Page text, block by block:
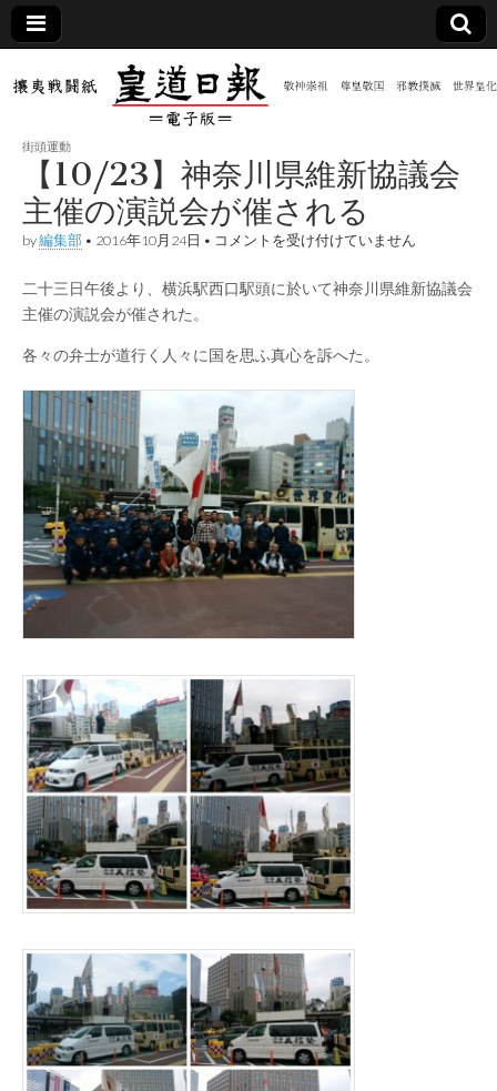
皇道
日報
（防
共新
聞）
電子
版
敬神
尊皇
｜昭
和八
年創
刊
皇道
実
攘夷
戦闘
紙
街頭運動
【10/23】神奈川県維新協議会
主催の演説会が催される
by編集部 • 2016年10月24日 • 【10/23】
川
新
協
主
催
の
演
説
会
が
催
さ
れ
コメントを受け付けていません
二十三日午後より、横浜駅西口駅頭に於いて神奈川県維新協議会
主催の演説会が催された。
各々の弁士が道行く人々に国を思ふ真心を訴へた。